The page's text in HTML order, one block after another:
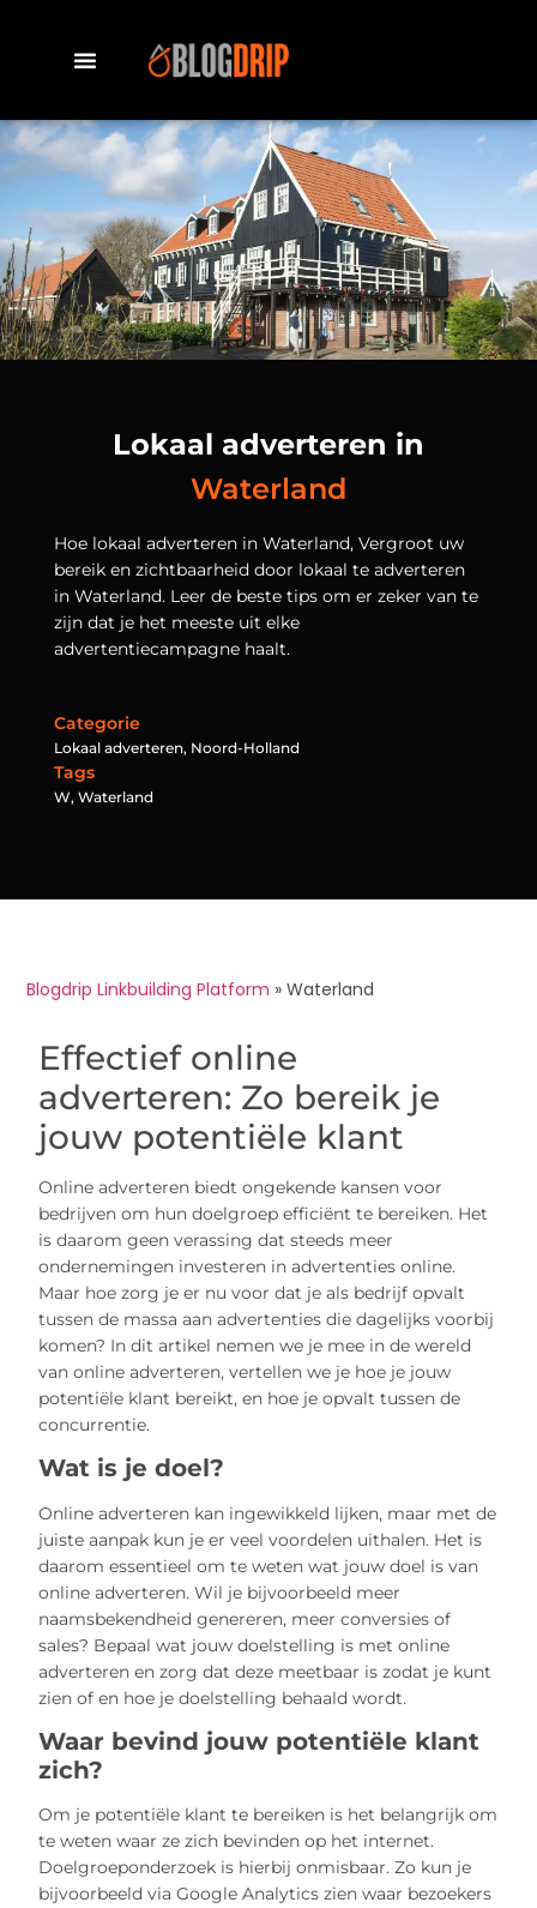
Lokaal adverteren in
Waterland
Hoe lokaal adverteren in Waterland, Vergroot uw
bereik en zichtbaarheid door lokaal te adverteren
in Waterland. Leer de beste tips om er zeker van te
zijn dat je het meeste uit elke
advertentiecampagne haalt.
Categorie
Lokaal adverteren, Noord-Holland
Tags
W, Waterland
Blogdrip Linkbuilding Platform »Waterland
Effectief online
adverteren: Zo bereik je
jouw potentiële klant
Online adverteren biedt ongekende kansen voor
bedrijven om hun doelgroep efficiënt te bereiken. Het
is daarom geen verassing dat steeds meer
ondernemingen investeren in advertenties online.
Maar hoe zorg je er nu voor dat je als bedrijf opvalt
tussen de massa aan advertenties die dagelijks voorbij
komen? In dit artikel nemen we je mee in de wereld
van online adverteren, vertellen we je hoe je jouw
potentiële klant bereikt, en hoe je opvalt tussen de
concurrentie.
Wat is je doel?
Online adverteren kan ingewikkeld lijken, maar met de
juiste aanpak kun je er veel voordelen uithalen. Het is
daarom essentieel om te weten wat jouw doel is van
online adverteren. Wil je bijvoorbeeld meer
naamsbekendheid genereren, meer conversies of
sales? Bepaal wat jouw doelstelling is met online
adverteren en zorg dat deze meetbaar is zodat je kunt
zien of en hoe je doelstelling behaald wordt.
Waar bevind jouw potentiële klant
zich?
Om je potentiële klant te bereiken is het belangrijk om
te weten waar ze zich bevinden op het internet.
Doelgroeponderzoek is hierbij onmisbaar. Zo kun je
bijvoorbeeld via Google Analytics zien waar bezoekers